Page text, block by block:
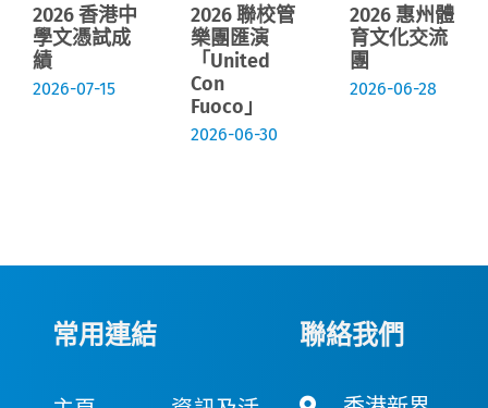
2026 香港中
學文憑試成
績
2026-07-15
2026 聯校管
樂團匯演
「United
Con
Fuoco」
2026-06-30
2026 惠州體
育文化交流
團
2026-06-28
常用連結 聯絡我們